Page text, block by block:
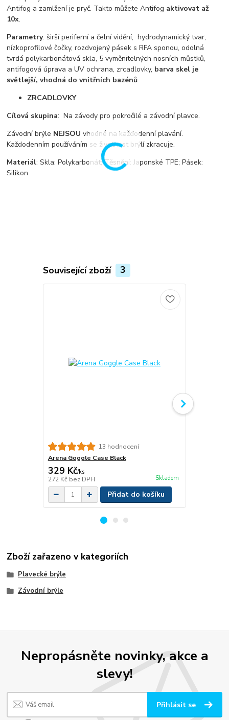
Antifog a zamlžení je pryč. Takto můžete Antifog aktivovat až
10x.
Parametry: širší periferní a čelní vidění, hydrodynamický tvar,
nízkoprofilové čočky, rozdvojený pásek s RFA sponou, odolná
tvrdá polykarbonátová skla, 5 vyměnitelných nosních můstků,
antifogová úprava a UV ochrana, zrcadlovky, barva skel je
světlejší, vhodná do vnitřních bazénů
ZRCADLOVKY
Cílová skupina: Na závody pro pokročilé a závodní plavce.
Závodní brýle NEJSOUvhodné na každodenní plavání.
Každodenním používáním se životnost brýlí zkracuje.
Materiál: Skla: Polykarbonát; Těsnění: Japonské TPE; Pásek:
Silikon
Související zboží 3
13 hodnocení
Arena Goggle Case Black
329 Kč/ks
272 Kč bez DPH Skladem
Přidat do košíku
Zboží zařazeno v kategoriích
Plavecké brýle
Závodní brýle
Nepropásněte novinky, akce a
slevy!
Přihlásit se